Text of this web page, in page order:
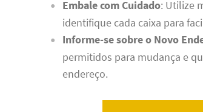
Embale com Cuidado: Utilize
identifique cada caixa para
Informe-se sobre o Novo
permitidos para mudança e
endereço.